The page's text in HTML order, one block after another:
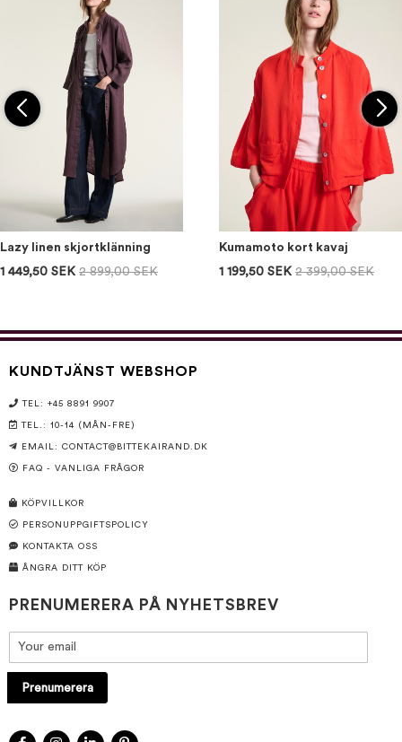
Lazy linen skjortklänning
1 449,50 SEK 2 899,00 SEK
Kumamoto kort kavaj
1 199,50 SEK 2 399,00 SEK
KUNDTJÄNST WEBSHOP
TEL: +45 8891 9907
TEL.: 10-14 (MÅN-FRE)
EMAIL: CONTACT@BITTEKAIRAND.DK
FAQ - VANLIGA FRÅGOR
KÖPVILLKOR
PERSONUPPGIFTSPOLICY
KONTAKTA OSS
ÅNGRA DITT KÖP
PRENUMERERA PÅ NYHETSBREV
Prenumerera